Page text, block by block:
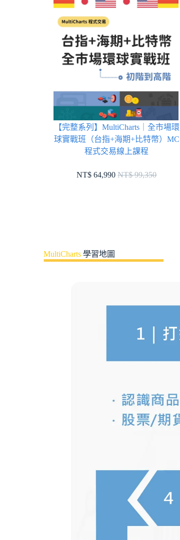
【完整系列】MultiCharts｜全市場環
球實戰班（台指+海期+比特幣）MC
程式交易線上課程
NT$ 64,990 NT$ 99,350
MultiCharts 學習地圖